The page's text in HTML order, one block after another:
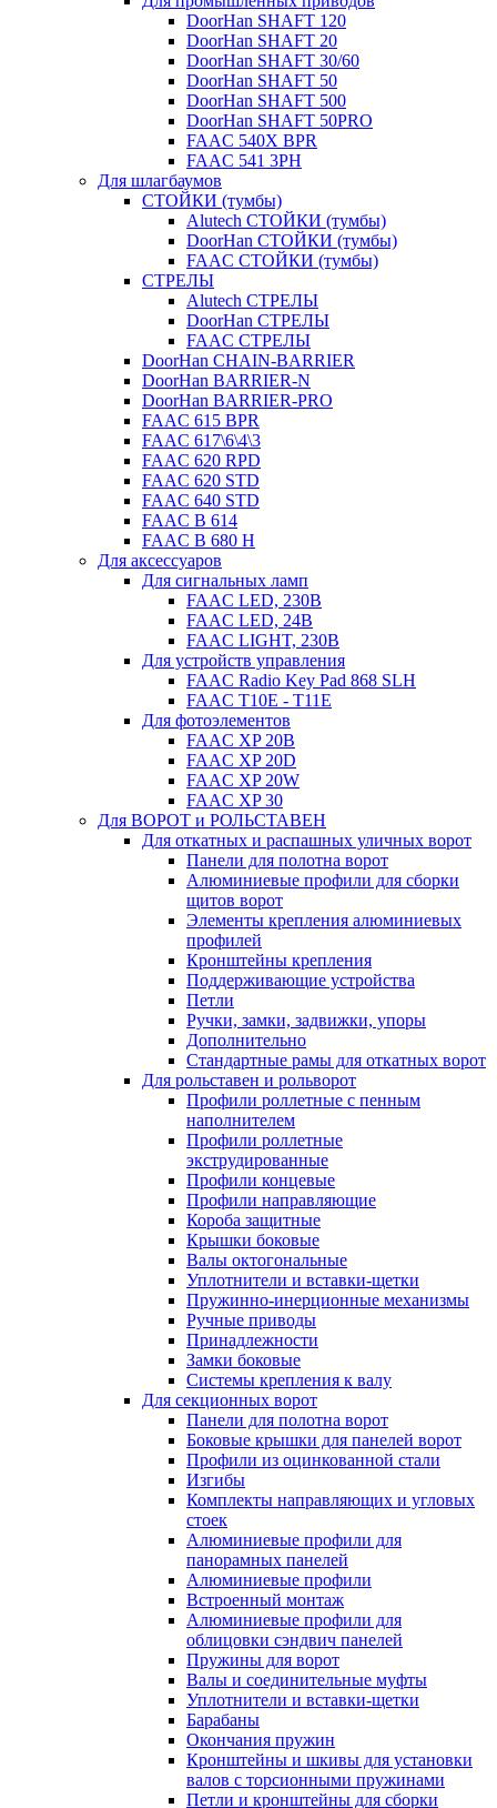
DoorHan SHAFT 120
DoorHan SHAFT 20
DoorHan SHAFT 30/60
DoorHan SHAFT 50
DoorHan SHAFT 500
DoorHan SHAFT 50PRO
FAAC 540X BPR
FAAC 541 3PH
Для шлагбаумов
СТОЙКИ (тумбы)
Alutech СТОЙКИ (тумбы)
DoorHan СТОЙКИ (тумбы)
FAAC СТОЙКИ (тумбы)
СТРЕЛЫ
Alutech СТРЕЛЫ
DoorHan СТРЕЛЫ
FAAC СТРЕЛЫ
DoorHan CHAIN-BARRIER
DoorHan BARRIER-N
DoorHan BARRIER-PRO
FAAC 615 BPR
FAAC 617\6\4\3
FAAC 620 RPD
FAAC 620 STD
FAAC 640 STD
FAAC B 614
FAAC B 680 H
Для аксессуаров
Для сигнальных ламп
FAAC LED, 230B
FAAC LED, 24B
FAAC LIGHT, 230B
Для устройств управления
FAAC Radio Key Pad 868 SLH
FAAC T10E - T11E
Для фотоэлементов
FAAC XP 20B
FAAC XP 20D
FAAC XP 20W
FAAC XP 30
Для ВОРОТ и РОЛЬСТАВЕН
Для откатных и распашных уличных ворот
Панели для полотна ворот
Алюминиевые профили для сборки
щитов ворот
Элементы крепления алюминиевых
профилей
Кронштейны крепления
Поддерживающие устройства
Петли
Ручки, замки, задвижки, упоры
Дополнительно
Стандартные рамы для откатных ворот
Для рольставен и рольворот
Профили роллетные с пенным
наполнителем
Профили роллетные
экструдированные
Профили концевые
Профили направляющие
Короба защитные
Крышки боковые
Валы октогональные
Уплотнители и вставки-щетки
Пружинно-инерционные механизмы
Ручные приводы
Принадлежности
Замки боковые
Системы крепления к валу
Для секционных ворот
Панели для полотна ворот
Боковые крышки для панелей ворот
Профили из оцинкованной стали
Изгибы
Комплекты направляющих и угловых
стоек
Алюминиевые профили для
панорамных панелей
Алюминиевые профили
Встроенный монтаж
Алюминиевые профили для
облицовки сэндвич панелей
Пружины для ворот
Валы и соединительные муфты
Уплотнители и вставки-щетки
Барабаны
Окончания пружин
Кронштейны и шкивы для установки
валов с торсионными пружинами
Петли и кронштейны для сборки